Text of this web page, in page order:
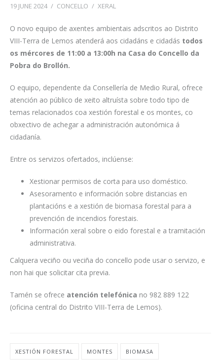
19 JUNE 2024 / CONCELLO / XERAL
O novo equipo de axentes ambientais adscritos ao Distrito
VIII-Terra de Lemos atenderá aos cidadáns e cidadás todos
os mércores de 11:00 a 13:00h na Casa do Concello da
Pobra do Brollón.
O equipo, dependente da Consellería de Medio Rural, ofrece
atención ao público de xeito altruísta sobre todo tipo de
temas relacionados coa xestión forestal e os montes, co
obxectivo de achegar a administración autonómica á
cidadanía.
Entre os servizos ofertados, inclúense:
Xestionar permisos de corta para uso doméstico.
Asesoramento e información sobre distancias en
plantacións e a xestión de biomasa forestal para a
prevención de incendios forestais.
Información xeral sobre o eido forestal e a tramitación
administrativa.
Calquera veciño ou veciña do concello pode usar o servizo, e
non hai que solicitar cita previa.
Tamén se ofrece atención telefónica no 982 889 122
(oficina central do Distrito VIII-Terra de Lemos).
XESTIÓN FORESTAL MONTES BIOMASA